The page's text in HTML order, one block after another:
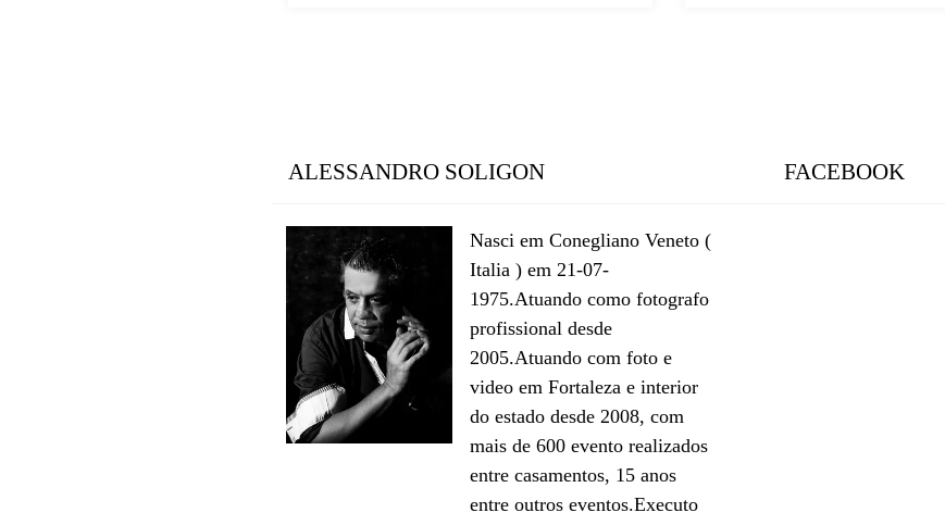
ALESSANDRO SOLIGON
Nasci em Conegliano Veneto (
Italia ) em 21-07-
1975.Atuando como fotografo
profissional desde
2005.Atuando com foto e
video em Fortaleza e interior
do estado desde 2008, com
mais de 600 evento realizados
entre casamentos, 15 anos
entre outros eventos.Executo
FACEBOOK